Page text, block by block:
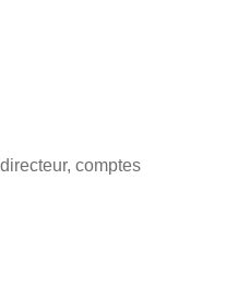
comptes